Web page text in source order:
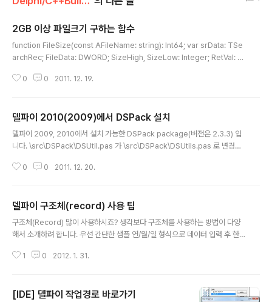
2GB 이상 파일크기 구하는 함수
function FileSize(const AFileName: string): Int64; var srData: TSe
archRec; FileData: DWORD; SizeHigh, SizeLow: Integer; RetVal: ar
ata := FindFirst(AFileName, faReadOnly, srData); if FileData 0 then
l)); Move(Si..
0 0 2011. 12. 19.
델파이 2010(2009)에서 DSPack 설치
델파이 2009, 2010에서 설치 가능한 DSPack package(버전은 2.3.3) 입
니다. \src\DSPack\DSUtil.pas 가 \src\DSPack\DSUtils.pas 로 변경
주의 필요 DSPack project : DSPack is a set of Components and cla
0 0 2011. 12. 20.
델파이 구조체(record) 사용 팁
구조체(Record) 많이 사용하시죠? 생각보다 구조체를 사용하는 방법이 다양
해서 소개하려 합니다. 우선 간단한 샘플 연/월/일 형식으로 데이터 입력 후 한
ture); TDateRec = record case TRecordType of rtData: (Data: arr
해 봅니다. | rtStructure - 연월일 형식으로 입력 procedure TForm2.btn
1 0 2012. 1. 31.
[IDE] 델파이 작업경로 바로가기